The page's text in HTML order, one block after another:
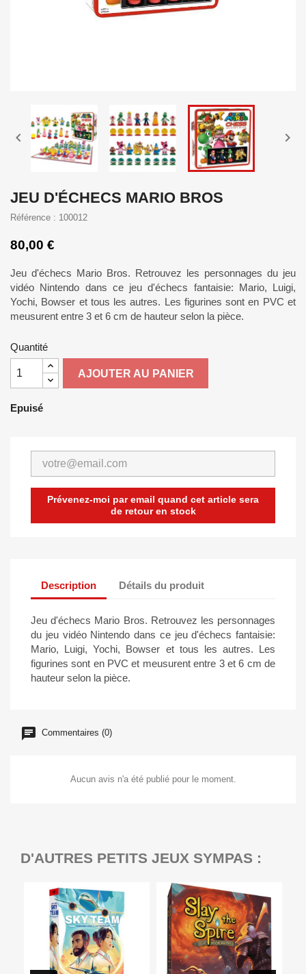
 
JEU D'ÉCHECS MARIO BROS
Référence : 100012
80,00 €
Jeu d'échecs Mario Bros. Retrouvez les personnages du jeu
vidéo Nintendo dans ce jeu d'échecs fantaisie: Mario, Luigi,
Yochi, Bowser et tous les autres. Les figurines sont en PVC et
meusurent entre 3 et 6 cm de hauteur selon la pièce.
Quantité
AJOUTER AU PANIER
Epuisé
Prévenez-moi par email quand cet article sera
de retour en stock
Description Détails du produit
Jeu d'échecs Mario Bros. Retrouvez les personnages
du jeu vidéo Nintendo dans ce jeu d'échecs fantaisie:
Mario, Luigi, Yochi, Bowser et tous les autres. Les
figurines sont en PVC et meusurent entre 3 et 6 cm de
hauteur selon la pièce.
Commentaires (0)
Aucun avis n'a été publié pour le moment.
D'AUTRES PETITS JEUX SYMPAS :